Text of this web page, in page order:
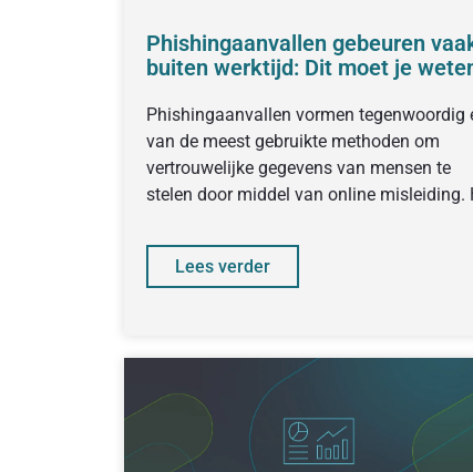
Phishingaanvallen gebeuren
buiten werktijd: Dit moet je
Phishingaanvallen vormen tegenwoordig
van de meest gebruikte methoden om
vertrouwelijke gegevens van mensen te
stelen door middel van online misleiding.
Lees verder